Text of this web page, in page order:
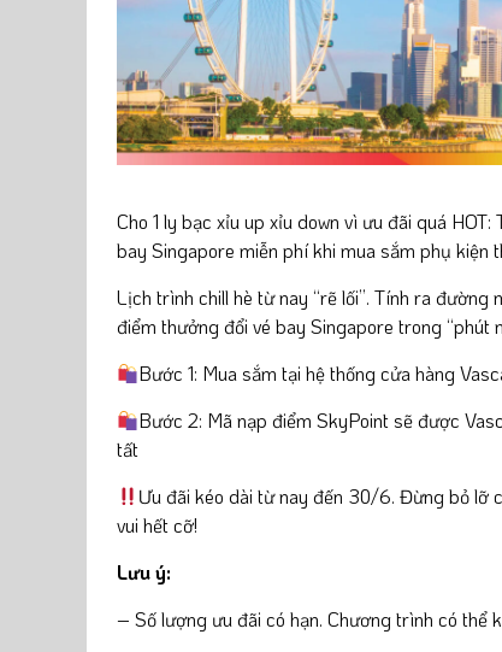
Cho 1 ly bạc xỉu up xỉu down vì ưu đãi quá
bay Singapore miễn phí khi mua sắm phụ kiện
Lịch trình chill hè từ nay “rẽ lối”. Tính ra đường
điểm thưởng đổi vé bay Singapore trong “phút
Bước 1: Mua sắm tại hệ thống cửa hàng
Bước 2: Mã nạp điểm SkyPoint sẽ được
tất
Ưu đãi kéo dài từ nay đến 30/6. Đừng bỏ lỡ
vui hết cỡ!
Lưu ý:
– Số lượng ưu đãi có hạn. Chương trình có thể